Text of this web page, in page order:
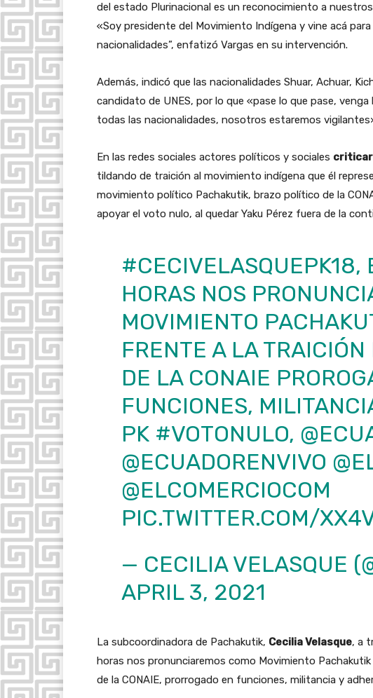
del estado Plurinacional es un reconocimiento a
«Soy presidente del Movimiento Indígena y vine acá para
nacionalidades”, enfatizó Vargas en su intervención.
Además, indicó que las nacionalidades Shuar, Achuar,
candidato de UNES, por lo que «pase lo que pase,
todas las nacionalidades, nosotros estaremos
En las redes sociales actores políticos y sociales
tildando de traición al movimiento indígena que él
movimiento político Pachakutik, brazo político de la
apoyar el voto nulo, al quedar Yaku Pérez fuera de la
#CECIVELASQUEPK18,
HORAS NOS
MOVIMIENTO
FRENTE A LA
DE LA CONAIE
FUNCIONES,
PK #VOTONULO,
@ECUADORENVIVO
@ELCOMERCIOCOM
PIC.TWITTER.COM/
— CECILIA VELASQUE
APRIL 3, 2021
La subcoordinadora de Pachakutik, Cecilia Velasque, a
horas nos pronunciaremos como Movimiento
de la CONAIE, prorrogado en funciones, militancia y